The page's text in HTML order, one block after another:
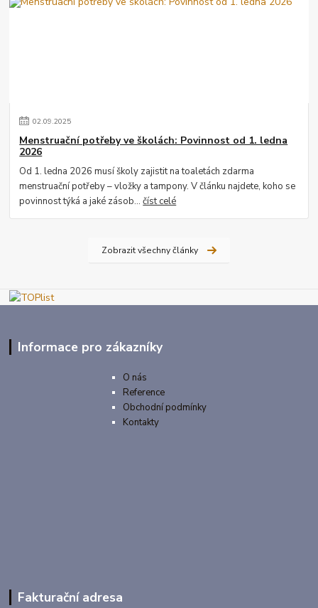
02.09.2025
Menstruační potřeby ve školách: Povinnost od 1. ledna
2026
Od 1. ledna 2026 musí školy zajistit na toaletách zdarma
menstruační potřeby – vložky a tampony. V článku najdete, koho se
povinnost týká a jaké zásob...číst celé
Zobrazit všechny články
Informace pro zákazníky
O nás
Reference
Obchodní podmínky
Kontakty
Fakturační adresa